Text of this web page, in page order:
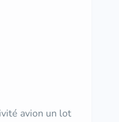
avion un lot